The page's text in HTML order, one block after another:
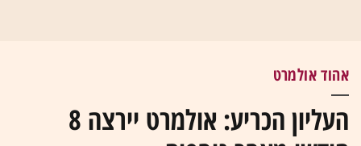
אהוד אולמרט
העליון הכריע: אולמרט יירצה 8